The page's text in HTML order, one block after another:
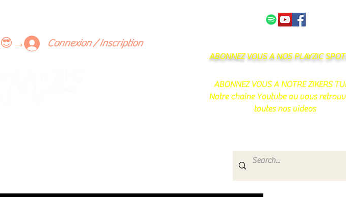
Connexion / Inscription
ABONNEZ VOUS A NOS PLAYZIC
ABONNEZ VOUS A NOTRE ZIKERS
Notre chaine Youtube ou vous
toutes nos videos
et rejoignez une communauté de passionnés !
😎→